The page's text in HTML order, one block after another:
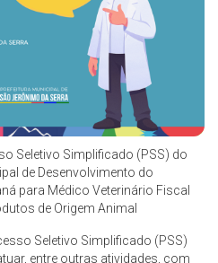
Seletivo Simplificado (PSS) do
de Desenvolvimento do
para Médico Veterinário Fiscal
de Origem Animal
Seletivo Simplificado (PSS)
entre outras atividades, com